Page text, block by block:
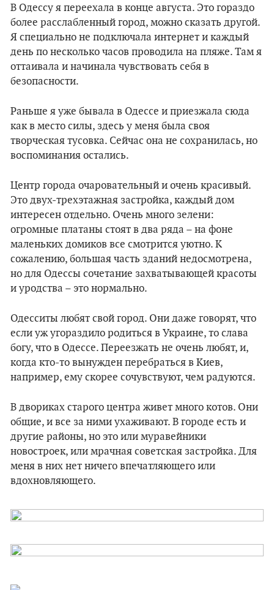
В Одессу я переехала в конце августа. Это гораздо
более расслабленный город, можно сказать другой.
Я специально не подключала интернет и каждый
день по несколько часов проводила на пляже. Там я
оттаивала и начинала чувствовать себя в
безопасности.
Раньше я уже бывала в Одессе и приезжала сюда
как в место силы, здесь у меня была своя
творческая тусовка. Сейчас она не сохранилась, но
воспоминания остались.
Центр города очаровательный и очень красивый.
Это двух-трехэтажная застройка, каждый дом
интересен отдельно. Очень много зелени:
огромные платаны стоят в два ряда – на фоне
маленьких домиков все смотрится уютно. К
сожалению, большая часть зданий недосмотрена,
но для Одессы сочетание захватывающей красоты
и уродства – это нормально.
Одесситы любят свой город. Они даже говорят, что
если уж угораздило родиться в Украине, то слава
богу, что в Одессе. Переезжать не очень любят, и,
когда кто-то вынужден перебраться в Киев,
например, ему скорее сочувствуют, чем радуются.
В двориках старого центра живет много котов. Они
общие, и все за ними ухаживают. В городе есть и
другие районы, но это или муравейники
новостроек, или мрачная советская застройка. Для
меня в них нет ничего впечатляющего или
вдохновляющего.